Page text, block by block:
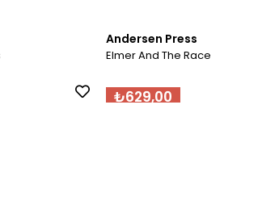
Andersen Press
Elmer And The Race
₺629,00